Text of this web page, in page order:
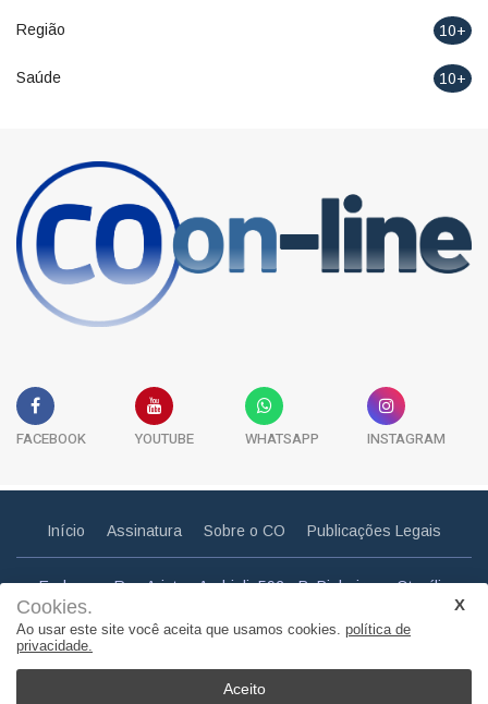
Cookies.
Ao usar este site você aceita que usamos cookies. política de
privacidade.
Aceito
Região 10+
Saúde 10+
FACEBOOK YOUTUBE WHATSAPP INSTAGRAM
Início Assinatura Sobre o CO Publicações Legais
Endereço: Rua Aristeu Andrioli, 592 - B. Pinheiros - Otacílio
Email: correiootaciliense@gmail.com
© Copyright 2011. Todos os direitos reservados | Correio